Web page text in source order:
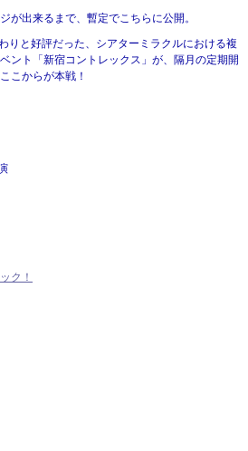
が出来るまで、暫定でこちらに公開。
りと好評だった、シアターミラクルにおける複
ント「新宿コントレックス」が、隔月の定期開
こからが本戦！
ク！